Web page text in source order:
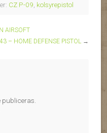
CZ P-09 kolsyrepistol
AIRSOFT
– HOME DEFENSE PISTOL→